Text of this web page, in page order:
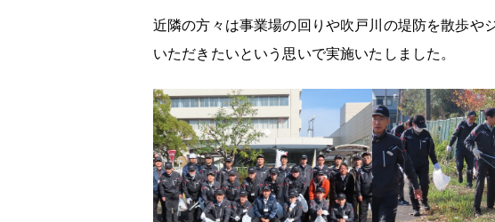
近隣の方々は事業場の回りや吹戸川の堤防を散歩や
いただきたいという思いで実施いたしました。